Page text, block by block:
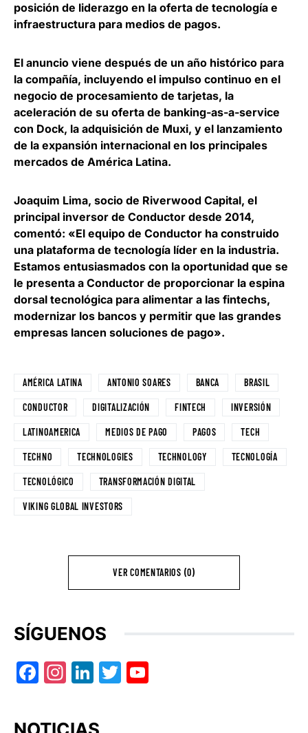
posición de liderazgo en la oferta de tecnología e
infraestructura para medios de pagos.
El anuncio viene después de un año histórico para
la compañía, incluyendo el impulso continuo en el
negocio de procesamiento de tarjetas, la
aceleración de su oferta de banking-as-a-service
con Dock, la adquisición de Muxi, y el lanzamiento
de la expansión internacional en los principales
mercados de América Latina.
Joaquim Lima, socio de Riverwood Capital, el
principal inversor de Conductor desde 2014,
comentó: «El equipo de Conductor ha construido
una plataforma de tecnología líder en la industria.
Estamos entusiasmados con la oportunidad que se
le presenta a Conductor de proporcionar la espina
dorsal tecnológica para alimentar a las fintechs,
modernizar los bancos y permitir que las grandes
empresas lancen soluciones de pago».
AMÉRICA LATINA ANTONIO SOARES BANCA BRASIL
CONDUCTOR DIGITALIZACIÓN FINTECH INVERSIÓN
LATINOAMERICA MEDIOS DE PAGO PAGOS TECH
TECHNO TECHNOLOGIES TECHNOLOGY TECNOLOGÍA
TECNOLÓGICO TRANSFORMACIÓN DIGITAL
VIKING GLOBAL INVESTORS
VER COMENTARIOS (0)
SÍGUENOS
Facebook
Instagram
LinkedIn
Twitter